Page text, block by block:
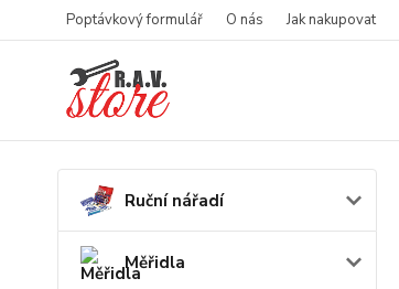
Poptávkový formulář O nás Jak nakupovat
Ruční nářadí
Měřidla